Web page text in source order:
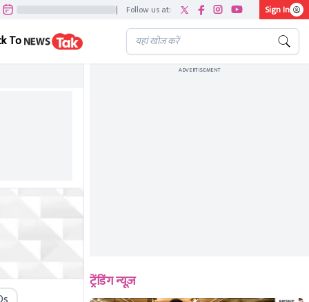
| Follow us at: Sign In
To
ADVERTISEMENT
ट्रेंडिंग न्यूज़